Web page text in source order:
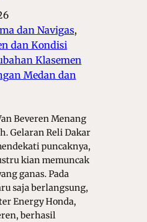
dan Navigas ,
dan Kondisi
Klasemen
Medan dan
Beveren Menang
Gelaran Reli Dakar
puncaknya,
kian memuncak
ganas. Pada
saja berlangsung,
Energy Honda,
berhasil